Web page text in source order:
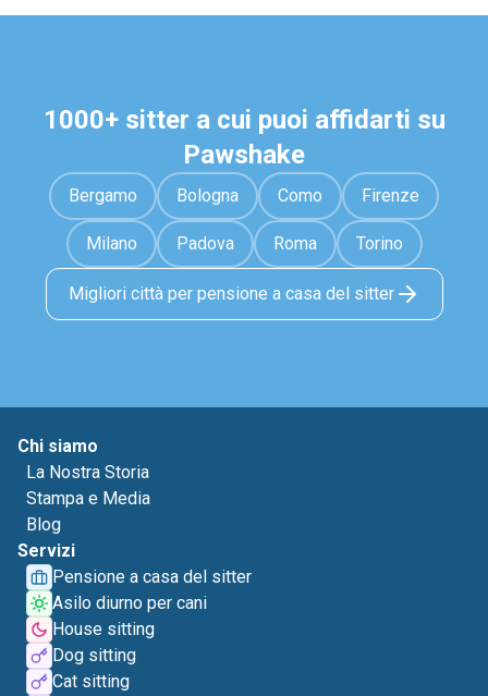
1000+ sitter a cui puoi affidarti su
Pawshake
Bergamo Bologna Como Firenze
Milano Padova Roma Torino
Migliori città per pensione a casa del sitter
Chi siamo
La Nostra Storia
Stampa e Media
Blog
Servizi
Pensione a casa del sitter
Asilo diurno per cani
House sitting
Dog sitting
Cat sitting